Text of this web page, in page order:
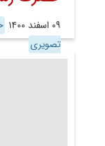
۰۹ اسفند ۱۴۰۰
تصویری